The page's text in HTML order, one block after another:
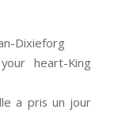
Dixieforg
heart-King
a pris un jour